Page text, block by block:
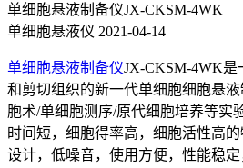
单细胞悬液制备仪JX-CKSM-4WK
单细胞悬液仪 2021-04-14
单细胞悬液制备仪JX-CKSM-4WK是
和剪切组织的新一代单细胞细胞悬
胞术/单细胞测序/原代细胞培养等实
时间短，细胞得率高，细胞活性高
设计，低噪音，使用方便，性能稳